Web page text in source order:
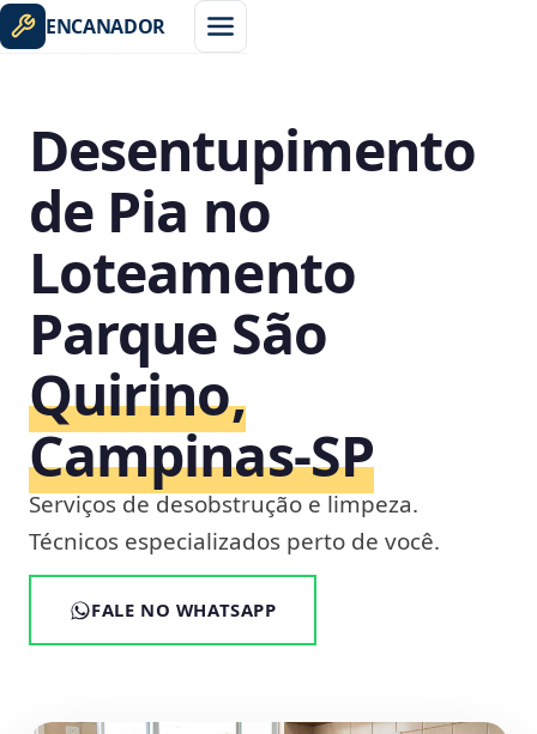
ENCANADOR
Desentupimento
de Pia no
Loteamento
Parque São
Quirino,
Campinas‑SP
Serviços de desobstrução e limpeza.
Técnicos especializados perto de você.
FALE NO WHATSAPP